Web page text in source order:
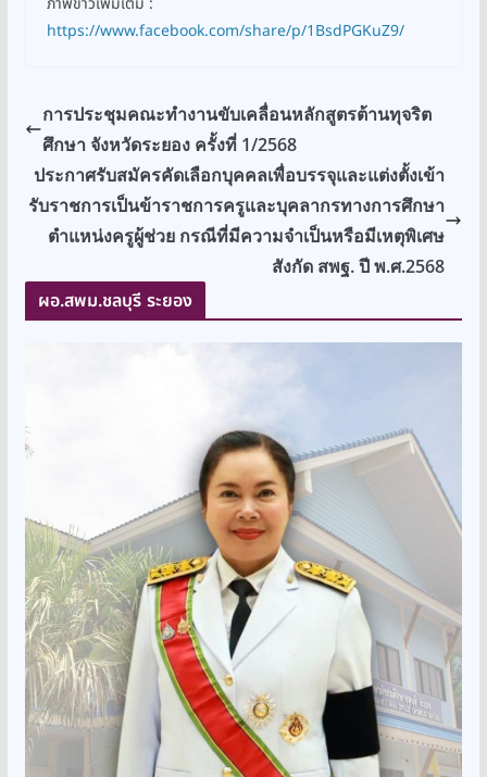
https://www.facebook.com/share/p/1BsdPGKuZ9/
การประชุมคณะทำงานขับเคลื่อนหลักสูตรต้านทุจริต
ศึกษา จังหวัดระยอง ครั้งที่ 1/2568
ประกาศรับสมัครคัดเลือกบุคคลเพื่อบรรจุและแต่งตั้งเข้า
รับราชการเป็นข้าราชการครูและบุคลากรทางการศึกษา
ตำแหน่งครูผู้ช่วย กรณีที่มีความจำเป็นหรือมีเหตุพิเศษ
สังกัด สพฐ. ปี พ.ศ.2568
ผอ.สพม.ชลบุรี ระยอง